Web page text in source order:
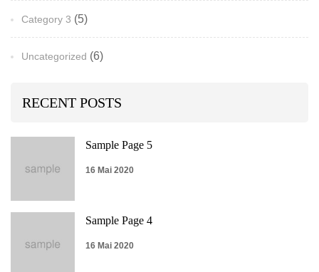
Category 3 (5)
Uncategorized (6)
RECENT POSTS
Sample Page 5
16 Mai 2020
Sample Page 4
16 Mai 2020